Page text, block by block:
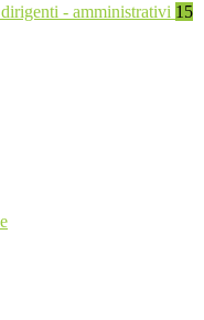
- amministrativi 15